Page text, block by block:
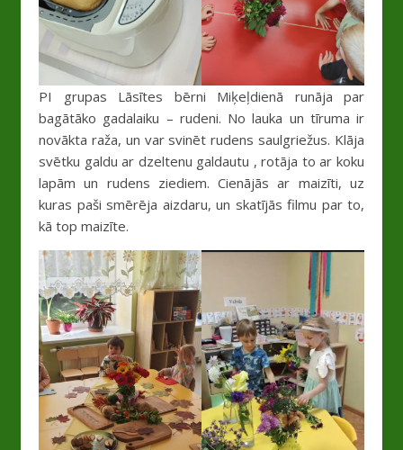
PI grupas Lāsītes bērni Miķeļdienā runāja par
bagātāko gadalaiku – rudeni. No lauka un tīruma ir
novākta raža, un var svinēt rudens saulgriežus. Klāja
svētku galdu ar dzeltenu galdautu , rotāja to ar koku
lapām un rudens ziediem. Cienājās ar maizīti, uz
kuras paši smērēja aizdaru, un skatījās filmu par to,
kā top maizīte.